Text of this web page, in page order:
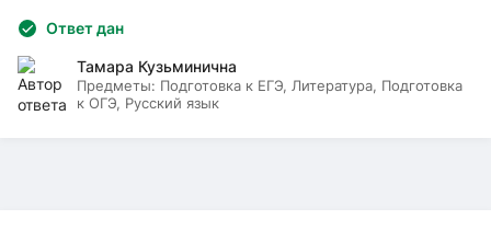
Ответ дан
Тамара Кузьминична
Предметы: Подготовка к ЕГЭ, Литература, Подготовка
к ОГЭ, Русский язык